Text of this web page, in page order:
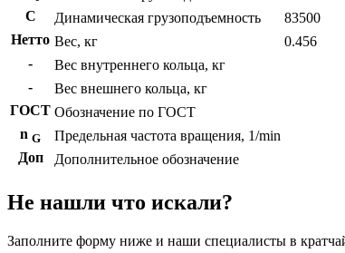
C
Динамическая грузоподъемность
83500
Нетто Вес, кг
0.456
-
Вес внутреннего кольца, кг
-
Вес внешнего кольца, кг
ГОСТ Обозначение по ГОСТ
n G
Предельная частота вращения, 1/min
Доп
Дополнительное обозначение
Не нашли что искали?
Заполните форму ниже и наши специалисты в